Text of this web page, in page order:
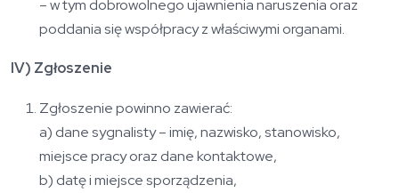
– w tym dobrowolnego ujawnienia naruszenia oraz
poddania się współpracy z właściwymi organami.
IV) Zgłoszenie
Zgłoszenie powinno zawierać:
a) dane sygnalisty – imię, nazwisko, stanowisko,
miejsce pracy oraz dane kontaktowe,
b) datę i miejsce sporządzenia,